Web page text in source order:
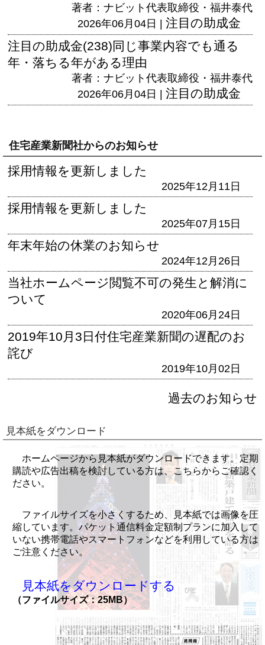
著者：ナビット代表取締役・福井泰代
2026年06月04日 | 注目の助成金
注目の助成金(238)同じ事業内容でも通る
年・落ちる年がある理由
著者：ナビット代表取締役・福井泰代
2026年06月04日 | 注目の助成金
住宅産業新聞社からのお知らせ
採用情報を更新しました
2025年12月11日
採用情報を更新しました
2025年07月15日
年末年始の休業のお知らせ
2024年12月26日
当社ホームページ閲覧不可の発生と解消に
ついて
2020年06月24日
2019年10月3日付住宅産業新聞の遅配のお
詫び
2019年10月02日
過去のお知らせ
見本紙をダウンロード
ホームページから見本紙がダウンロードできます。定期
購読や広告出稿を検討している方は、こちらからご確認く
ださい。
ファイルサイズを小さくするため、見本紙では画像を圧
縮しています。パケット通信料金定額制プランに加入して
いない携帯電話やスマートフォンなどを利用している方は
ご注意ください。
見本紙をダウンロードする
（ファイルサイズ：25MB）